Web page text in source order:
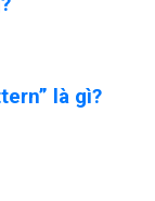
là gì?